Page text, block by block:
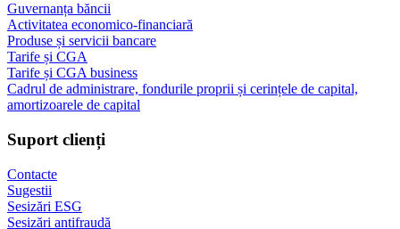
Guvernanța băncii
Activitatea economico-financiară
Produse și servicii bancare
Tarife și CGA
Tarife și CGA business
Cadrul de administrare, fondurile proprii și cerințele de capital,
amortizoarele de capital
Suport clienți
Contacte
Sugestii
Sesizări ESG
Sesizări antifraudă